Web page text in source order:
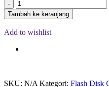
Tambah ke keranjang
Add to wishlist
SKU: N/A Kategori: Flash Disk